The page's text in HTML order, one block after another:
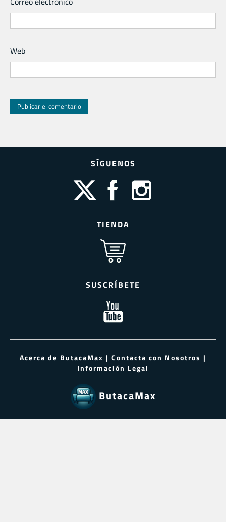
Web
SÍGUENOS
TIENDA
SUSCRÍBETE
Acerca de ButacaMax | Contacta con Nosotros |
Información Legal
ButacaMax